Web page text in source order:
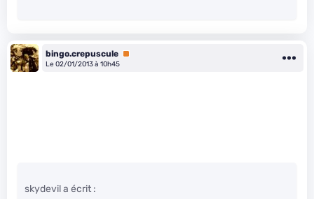
bingo.crepuscule Premium
Le 02/01/2013 à 10h45
skydevil a écrit :